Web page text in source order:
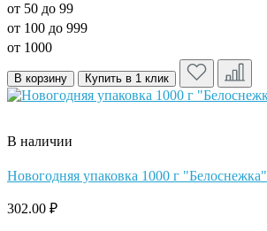
от 50 до 99
от 100 до 999
от 1000
В корзину Купить в 1 клик
В наличии
Новогодняя упаковка 1000 г "Белоснежка"
302.00 ₽